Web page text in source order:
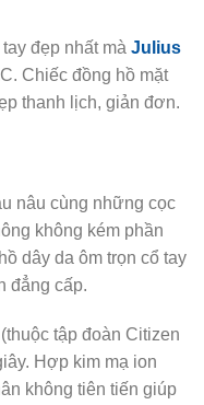
đẹp nhất mà Julius
Chiếc đồng hồ mặt
thanh lịch, giản đơn.
nâu cùng những cọc
không kém phần
dây da ôm trọn cổ tay
đẳng cấp.
tập đoàn Citizen
Hợp kim mạ ion
không tiên tiến giúp